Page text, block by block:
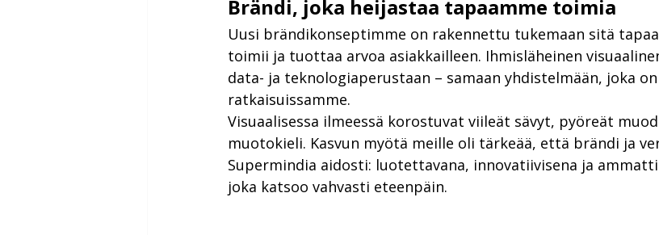
Brändi, joka heijastaa tapaamme toimia
Uusi brändikonseptimme on rakennettu tukemaan sitä
toimii ja tuottaa arvoa asiakkailleen. Ihmisläheinen
data- ja teknologiaperustaan – samaan yhdistelmään, joka
ratkaisuissamme.
Visuaalisessa ilmeessä korostuvat viileät sävyt, pyöreät
muotokieli. Kasvun myötä meille oli tärkeää, että brändi ja
Supermindia aidosti: luotettavana, innovatiivisena ja
joka katsoo vahvasti eteenpäin.